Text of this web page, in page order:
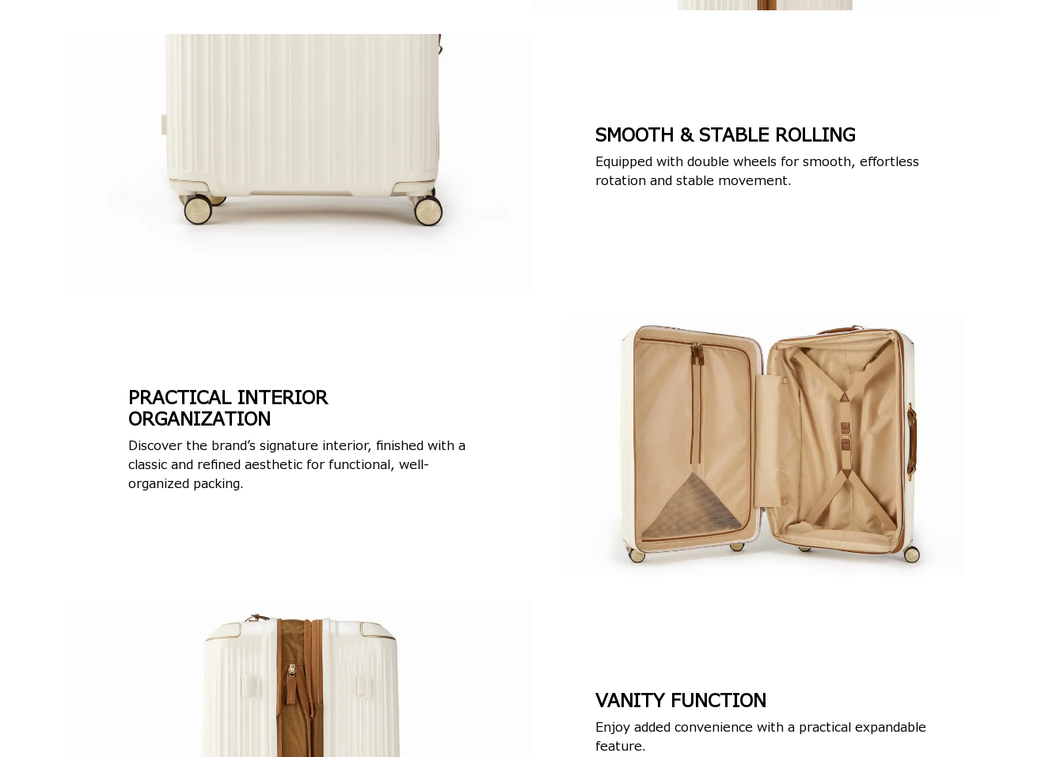
SMOOTH & STABLE ROLLING
Equipped with double wheels for smooth, effortless
rotation and stable movement.
PRACTICAL INTERIOR
ORGANIZATION
Discover the brand’s signature interior, finished with a
classic and refined aesthetic for functional, well-
organized packing.
VANITY FUNCTION
Enjoy added convenience with a practical expandable
feature.